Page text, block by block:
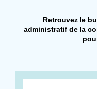
Retrouvez le
administratif de la